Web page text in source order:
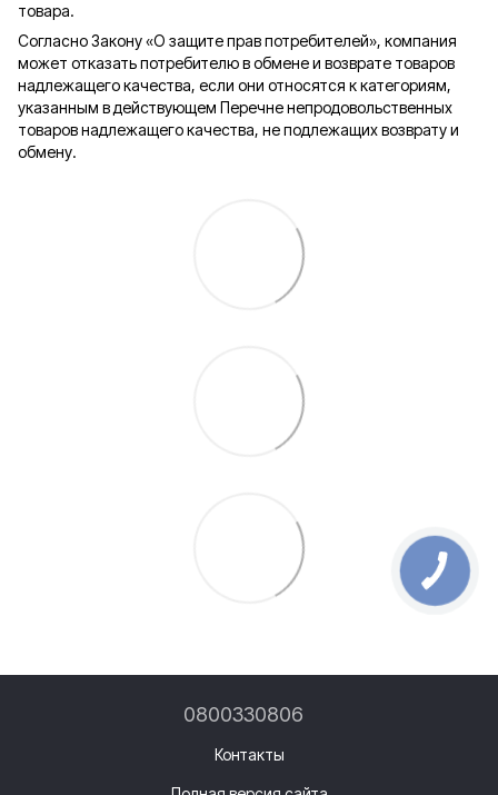
товара.
Согласно Закону «О защите прав потребителей», компания
может отказать потребителю в обмене и возврате товаров
надлежащего качества, если они относятся к категориям,
указанным в действующем Перечне непродовольственных
товаров надлежащего качества, не подлежащих возврату и
обмену.
0800330806
Контакты